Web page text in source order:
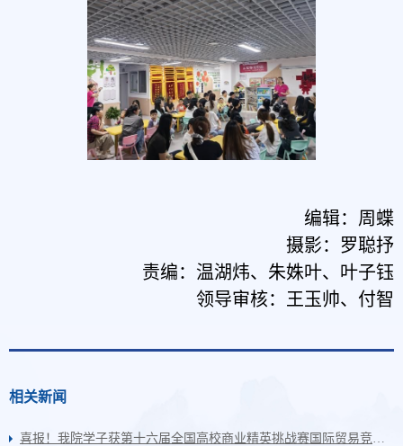
编辑：周蝶
摄影：罗聪抒
责编：温湖炜、朱姝叶、叶子钰
领导审核：王玉帅、付智
相关新闻